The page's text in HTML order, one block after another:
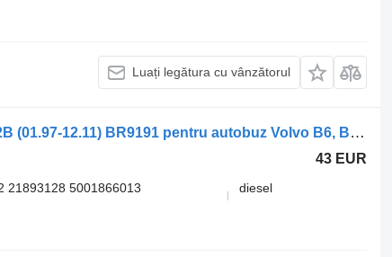
Luați legătura cu vânzătorul
Supapă pneumatică Knorr-Bremse B12B (01.97-12.11) BR9191 pentru autobuz Volvo B6, B7, B9, B10, B12 bus (1978-2011)
43 EUR
21893128 5001866013
diesel